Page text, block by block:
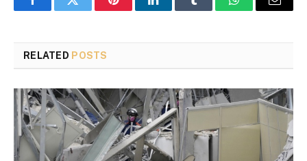
FacebookTwitter PinterestLinkedInTumblr WhatsAppEmail
RELATED POSTS